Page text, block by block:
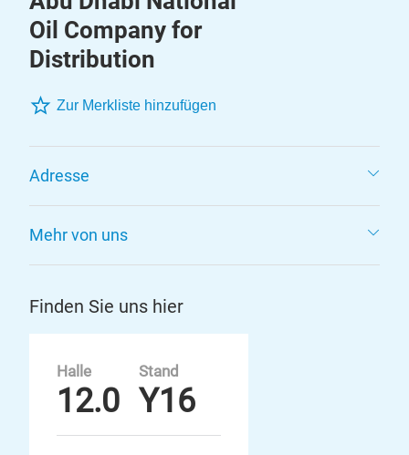
Oil Company for
Distribution
Zur Merkliste hinzufügen
Adresse
Mehr von uns
Finden Sie uns hier
Halle
12.0
Stand
Y16